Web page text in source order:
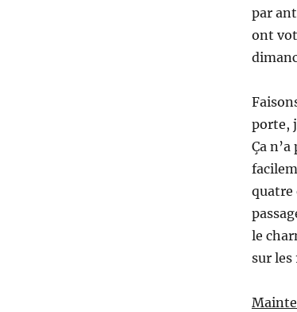
par
ont
porte,
Ça
quatre
le
sur les